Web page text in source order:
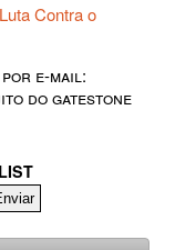
Contra o
e-mail:
do gatestone